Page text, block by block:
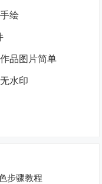
绘
品图片简单
水印
步骤教程